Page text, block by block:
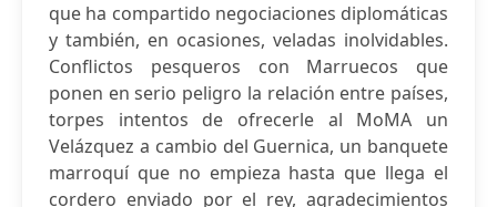
que ha compartido negociaciones diplomáticas
y también, en ocasiones, veladas inolvidables.
Conflictos pesqueros con Marruecos que
ponen en serio peligro la relación entre países,
torpes intentos de ofrecerle al MoMA un
Velázquez a cambio del Guernica, un banquete
marroquí que no empieza hasta que llega el
cordero enviado por el rey, agradecimientos